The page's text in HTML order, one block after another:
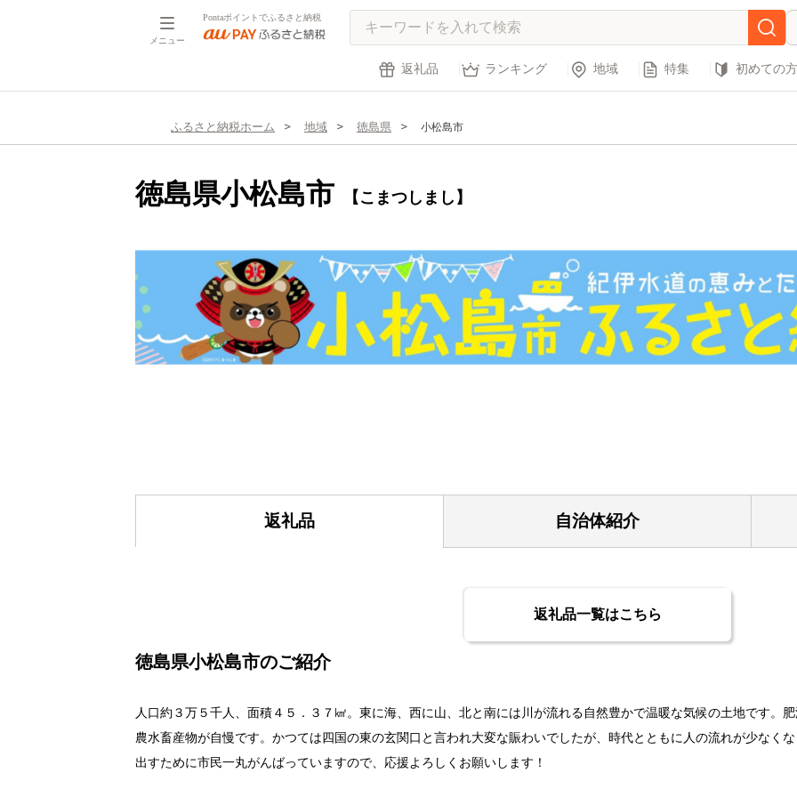
メニュー
Pontaポイントでふるさと納税
返礼品 ランキング 地域 特集 初めての方
ふるさと納税ホーム 地域 徳島県 小松島市
徳島県小松島市 【こまつしまし】
返礼品 自治体紹介
返礼品一覧はこちら
徳島県小松島市のご紹介
人口約３万５千人、面積４５．３７㎢。東に海、西に山、北と南には川が流れる自然豊かで温暖な気候の土地です。
農水畜産物が自慢です。かつては四国の東の玄関口と言われ大変な賑わいでしたが、時代とともに人の流れが少なく
出すために市民一丸がんばっていますので、応援よろしくお願いします！